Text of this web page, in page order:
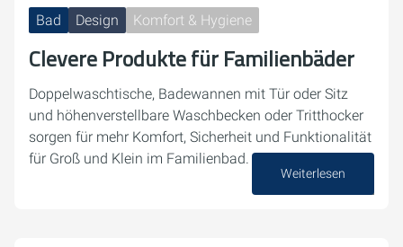
Bad Design Komfort & Hygiene
Clevere Produkte für Familienbäder
Doppelwaschtische, Badewannen mit Tür oder Sitz
und höhenverstellbare Waschbecken oder Tritthocker
sorgen für mehr Komfort, Sicherheit und Funktionalität
für Groß und Klein im Familienbad.
Weiterlesen